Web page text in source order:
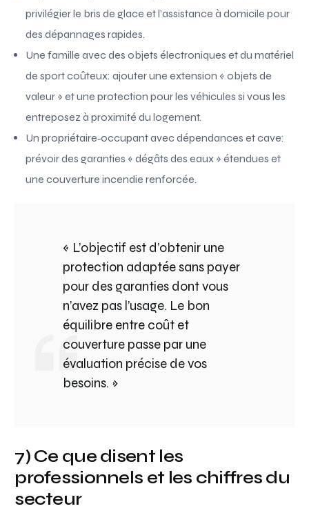
privilégier le bris de glace et l’assistance à domicile pour
des dépannages rapides.
Une famille avec des objets électroniques et du matériel
de sport coûteux: ajouter une extension « objets de
valeur » et une protection pour les véhicules si vous les
entreposez à proximité du logement.
Un propriétaire‑occupant avec dépendances et cave:
prévoir des garanties « dégâts des eaux » étendues et
une couverture incendie renforcée.
« L’objectif est d’obtenir une
protection adaptée sans payer
pour des garanties dont vous
n’avez pas l’usage. Le bon
équilibre entre coût et
couverture passe par une
évaluation précise de vos
besoins. »
7) Ce que disent les
professionnels et les chiffres du
secteur